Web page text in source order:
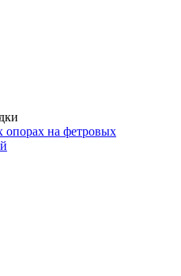
опорах на фетровых